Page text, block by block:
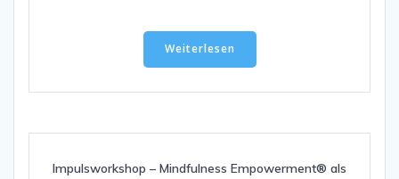
gewählt
Weiterlesen
Impulsworkshop – Mindfulness Empowerment® als